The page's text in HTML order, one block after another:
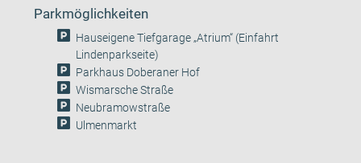
Parkmöglichkeiten
Hauseigene Tiefgarage „Atrium“ (Einfahrt
Lindenparkseite)
Parkhaus Doberaner Hof
Wismarsche Straße
Neubramowstraße
Ulmenmarkt